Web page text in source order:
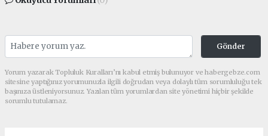
Gönder
Yorum yazarak Topluluk Kuralları’nı kabul etmiş bulunuyor ve habergebze.com
sitesine yaptığınız yorumunuzla ilgili doğrudan veya dolaylı tüm sorumluluğu tek
başınıza üstleniyorsunuz. Yazılan tüm yorumlardan site yönetimi hiçbir şekilde
sorumlu tutulamaz.